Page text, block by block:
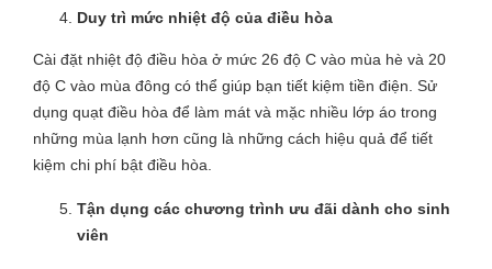
Duy trì mức nhiệt độ của điều hòa
Cài đặt nhiệt độ điều hòa ở mức 26 độ C vào mùa hè và 20
độ C vào mùa đông có thể giúp bạn tiết kiệm tiền điện. Sử
dụng quạt điều hòa để làm mát và mặc nhiều lớp áo trong
những mùa lạnh hơn cũng là những cách hiệu quả để tiết
kiệm chi phí bật điều hòa.
Tận dụng các chương trình ưu đãi dành cho sinh
viên